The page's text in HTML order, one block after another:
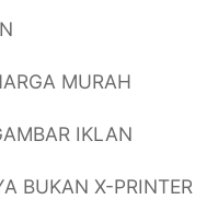
MURAH
IKLAN
BUKAN X-PRINTER